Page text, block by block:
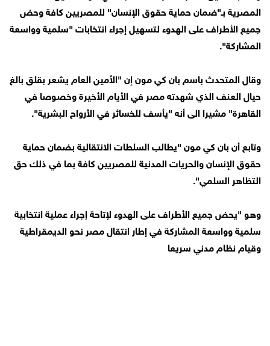
المصرية بـ"ضمان حماية حقوق الإنسان" للمصريين كافة وحض
جميع الأطراف على الهدوء لتسهيل إجراء انتخابات "سلمية وواسعة
المشاركة".
وقال المتحدث باسم بان كي مون إن "الأمين العام يشعر بقلق بالغ
حيال العنف الذي شهدته مصر في الأيام الأخيرة وخصوصا في
القاهرة" مشيرا الى أنه "يأسف للخسائر في الأرواح البشرية".
وتابع أن بان كي مون "يطالب السلطات الانتقالية بضمان حماية
حقوق الإنسان والحريات المدنية للمصريين كافة بما في ذلك حق
التظاهر السلمي".
وهو "يحض جميع الأطراف على الهدوء لإتاحة إجراء عملية انتخابية
سلمية وواسعة المشاركة في إطار انتقال مصر نحو الديمقراطية
وقيام نظام مدني سريعا